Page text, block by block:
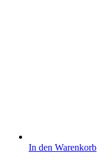
In den Warenkorb